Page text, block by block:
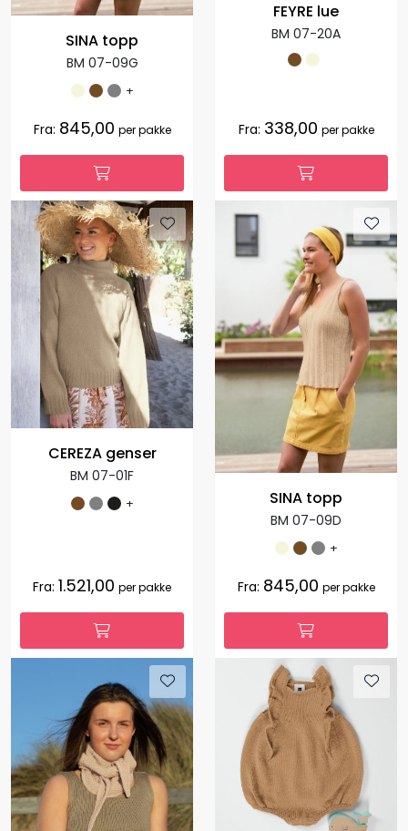
SINA topp
BM 07-09G
+
Fra: 845,00 per pakke
FEYRE lue
BM 07-20A
Fra: 338,00 per pakke
CEREZA genser
BM 07-01F
+
Fra: 1.521,00 per pakke
SINA topp
BM 07-09D
+
Fra: 845,00 per pakke